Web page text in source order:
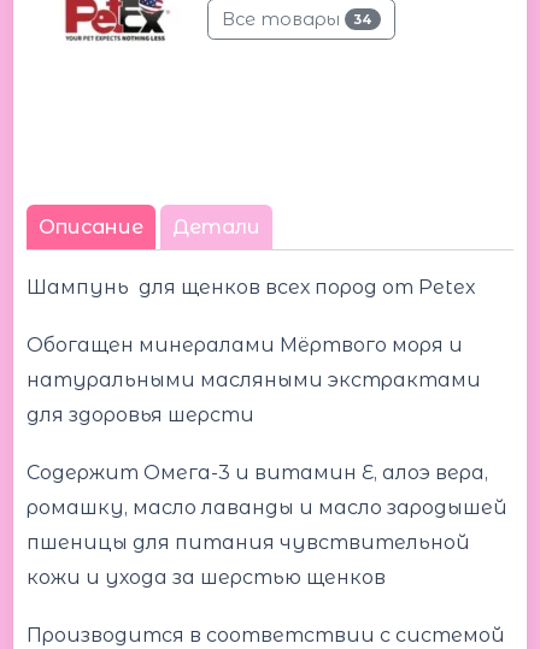
Все товары 34
Описание Детали
Шампунь для щенков всех пород от Petex
Обогащен минералами Мёртвого моря и
натуральными масляными экстрактами
для здоровья шерсти
Содержит Омега-3 и витамин Е, алоэ вера,
ромашку, масло лаванды и масло зародышей
пшеницы для питания чувствительной
кожи и ухода за шерстью щенков
Производится в соответствии с системой